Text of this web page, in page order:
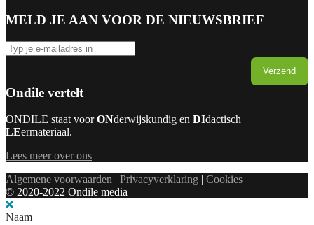
MELD JE AAN VOOR DE NIEUWSBRIEF
Verzend
Ondile vertelt
ONDILE staat voorONderwijskundig en DIdactisch
LEermateriaal.
Lees meer over ons
Algemene voorwaarden | Privacyverklaring | Cookies
© 2020-2022 Ondile media
Naam